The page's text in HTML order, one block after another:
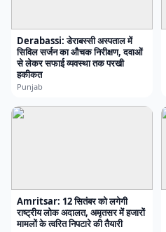
Derabassi: डेराबस्सी अस्पताल में
सिविल सर्जन का औचक निरीक्षण, दवाओं
से लेकर सफाई व्यवस्था तक परखी
हकीकत
Punjab
Amritsar: 12 सितंबर को लगेगी
राष्ट्रीय लोक अदालत, अमृतसर में हजारों
मामलों के त्वरित निपटारे की तैयारी